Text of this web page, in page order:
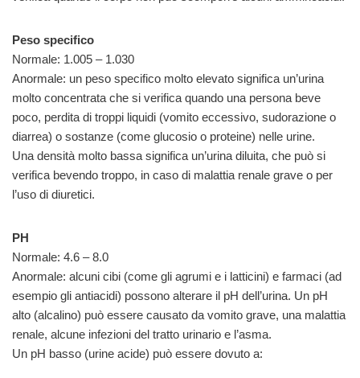
Peso specifico
Normale: 1.005 – 1.030
Anormale: un peso specifico molto elevato significa un’urina
molto concentrata che si verifica quando una persona beve
poco, perdita di troppi liquidi (vomito eccessivo, sudorazione o
diarrea) o sostanze (come glucosio o proteine) nelle urine.
Una densità molto bassa significa un’urina diluita, che può si
verifica bevendo troppo, in caso di malattia renale grave o per
l’uso di diuretici.
PH
Normale: 4.6 – 8.0
Anormale: alcuni cibi (come gli agrumi e i latticini) e farmaci (ad
esempio gli antiacidi) possono alterare il pH dell’urina. Un pH
alto (alcalino) può essere causato da vomito grave, una malattia
renale, alcune infezioni del tratto urinario e l’asma.
Un pH basso (urine acide) può essere dovuto a: